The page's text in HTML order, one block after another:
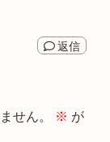
返信
せん。 ※ が